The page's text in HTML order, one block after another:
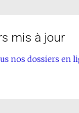
mis à jour
nos dossiers en